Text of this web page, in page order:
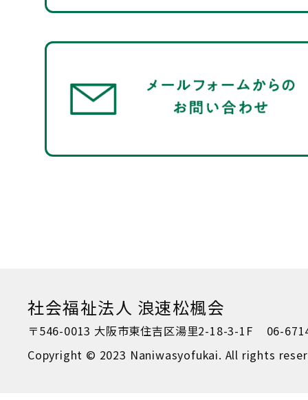
社会福祉法人 浪速松楓会
〒546-0013 大阪市東住吉区湯里2-18-3-1F
06-
Copyright © 2023 Naniwasyofukai. All rights